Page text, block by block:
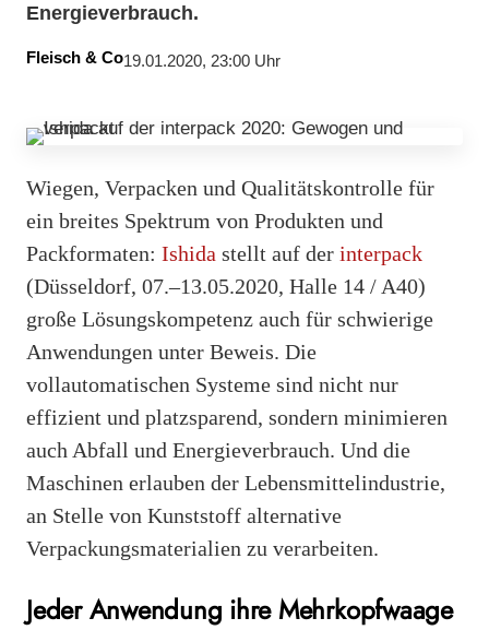
Energieverbrauch.
Fleisch & Co19.01.2020, 23:00 Uhr
Wiegen, Verpacken und Qualitätskontrolle für
ein breites Spektrum von Produkten und
Packformaten: Ishida stellt auf der interpack
(Düsseldorf, 07.–13.05.2020, Halle 14 / A40)
große Lösungskompetenz auch für schwierige
Anwendungen unter Beweis. Die
vollautomatischen Systeme sind nicht nur
effizient und platzsparend, sondern minimieren
auch Abfall und Energieverbrauch. Und die
Maschinen erlauben der Lebensmittelindustrie,
an Stelle von Kunststoff alternative
Verpackungsmaterialien zu verarbeiten.
Jeder Anwendung ihre Mehrkopfwaage